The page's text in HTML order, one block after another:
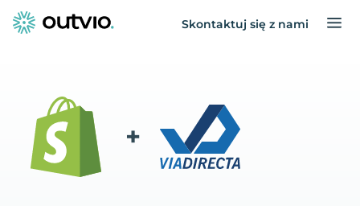
Skontaktuj się z nami
+